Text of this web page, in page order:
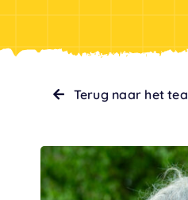
Peuterspeelzaal
Terug naar het